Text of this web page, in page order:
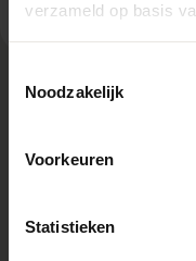
verzameld op basis
Noodzakelijk
Voorkeuren
Statistieken
fabriek
Skodora. Vanuit onze
leveren we kunststof